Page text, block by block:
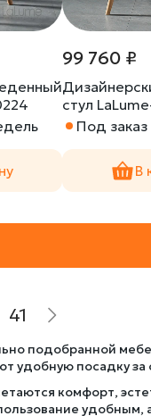
99 760 ₽
стул
Под
В
41
подобранной
удобную посадку за
комфорт,
удобным,